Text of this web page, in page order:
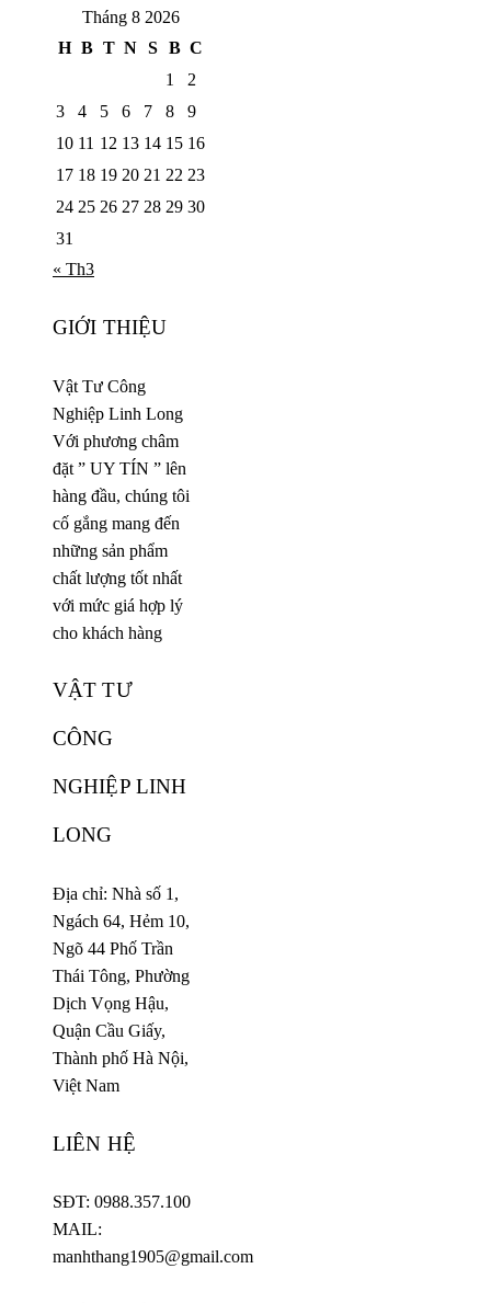
Tháng 8 2026
H B T N S B C
1
2
3
4 5 6 7 8
9
10 11 12 13 14 15 16
17 18 19 20 21 22 23
24 25 26 27 28 29 30
31
« Th3
GIỚI THIỆU
Vật Tư Công
Nghiệp Linh Long
Với phương châm
đặt ” UY TÍN ” lên
hàng đầu, chúng tôi
cố gắng mang đến
những sản phẩm
chất lượng tốt nhất
với mức giá hợp lý
cho khách hàng
VẬT TƯ
CÔNG
NGHIỆP LINH
LONG
Địa chỉ: Nhà số 1,
Ngách 64, Hẻm 10,
Ngõ 44 Phố Trần
Thái Tông, Phường
Dịch Vọng Hậu,
Quận Cầu Giấy,
Thành phố Hà Nội,
Việt Nam
LIÊN HỆ
SĐT: 0988.357.100
MAIL:
manhthang1905@gmail.com